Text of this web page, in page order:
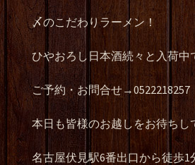
〆のこだわりラーメン！
ひやおろし日本酒続々と入荷中
ご予約・お問合せ→0522218257
本日も皆様のお越しをお待ちし
名古屋伏見駅6番出口から徒歩1